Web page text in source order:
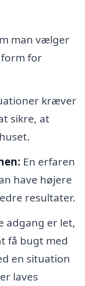
man vælger
for
kræver
sikre, at
En erfaren
have højere
resultater.
adgang er let,
få bugt med
en situation
laves